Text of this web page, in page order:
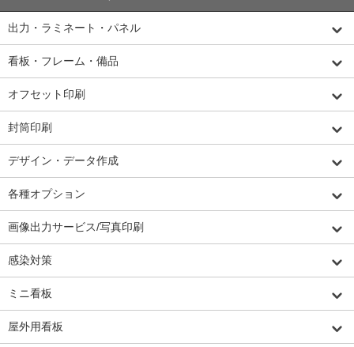
出力・ラミネート・パネル
看板・フレーム・備品
オフセット印刷
封筒印刷
デザイン・データ作成
各種オプション
画像出力サービス/写真印刷
感染対策
ミニ看板
屋外用看板